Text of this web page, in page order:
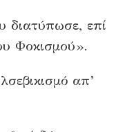
διατύπωσε, επί
Φοκισμού».
απ’